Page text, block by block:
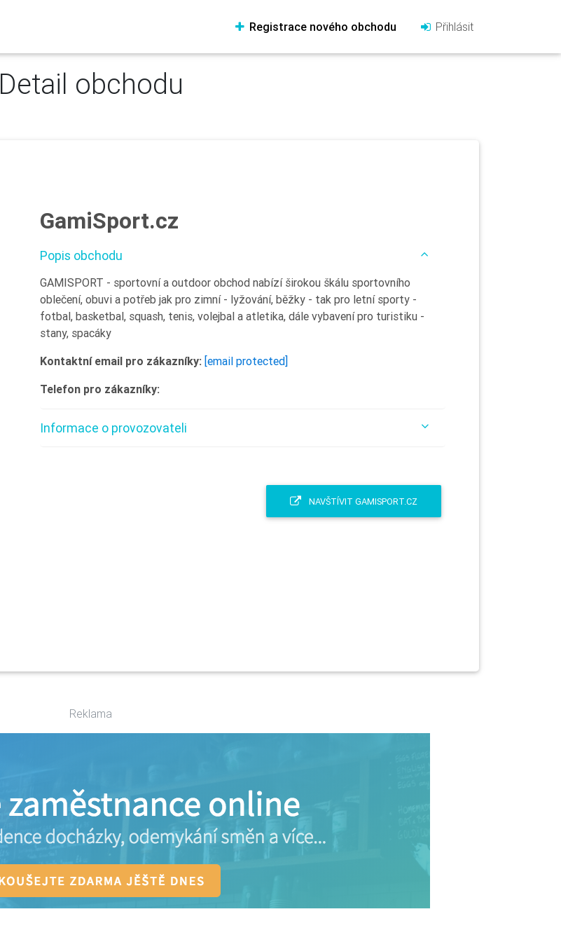
Registrace nového obchodu Přihlásit
Detail obchodu
GamiSport.cz
Popis obchodu
GAMISPORT - sportovní a outdoor obchod nabízí širokou škálu sportovního
oblečení, obuvi a potřeb jak pro zimní - lyžování, běžky - tak pro letní sporty -
fotbal, basketbal, squash, tenis, volejbal a atletika, dále vybavení pro turistiku -
stany, spacáky
Kontaktní email pro zákazníky: [email protected]
Telefon pro zákazníky:
Informace o provozovateli
NAVŠTÍVIT GAMISPORT.CZ
Reklama